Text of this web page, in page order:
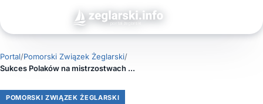
Portal/Pomorski Związek Żeglarski/
Sukces Polaków na mistrzostwach Europy w klasie O’pen Skiff
POMORSKI ZWIĄZEK ŻEGLARSKI